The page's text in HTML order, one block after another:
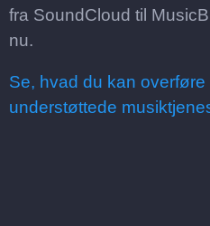
fra SoundCloud til
nu.
Se, hvad du kan overføre
understøttede